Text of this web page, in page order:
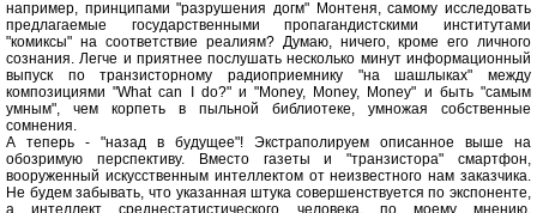
например, принципами "разрушения догм" Монтеня, самому исследовать
предлагаемые государственными пропагандистскими институтами
"комиксы" на соответствие реалиям? Думаю, ничего, кроме его личного
сознания. Легче и приятнее послушать несколько минут информационный
выпуск по транзисторному радиоприемнику "на шашлыках" между
композициями "What can I do?" и "Money, Money, Money" и быть "самым
умным", чем корпеть в пыльной библиотеке, умножая собственные
сомнения.
А теперь - "назад в будущее"! Экстраполируем описанное выше на
обозримую перспективу. Вместо газеты и "транзистора" смартфон,
вооруженный искусственным интеллектом от неизвестного нам заказчика.
Не будем забывать, что указанная штука совершенствуется по экспоненте,
а интеллект среднестатистического человека, по моему мнению,